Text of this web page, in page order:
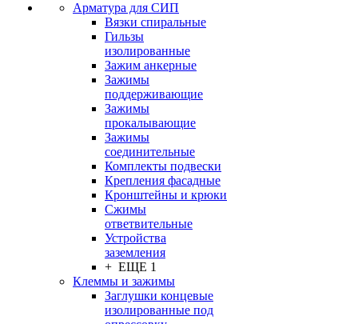
Арматура для СИП
Вязки спиральные
Гильзы
изолированные
Зажим анкерные
Зажимы
поддерживающие
Зажимы
прокалывающие
Зажимы
соединительные
Комплекты подвески
Крепления фасадные
Кронштейны и крюки
Сжимы
ответвительные
Устройства
заземления
+ ЕЩЕ 1
Клеммы и зажимы
Заглушки концевые
изолированные под